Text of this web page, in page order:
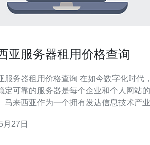
亚服务器租用价格查询
租用价格查询 在如今数字化时代，拥
定可靠的服务器是每个企业和个人网站
马来西亚作为一个拥有发达信息技术产
通常受多种因素影响，包括服务器类型、
月27日